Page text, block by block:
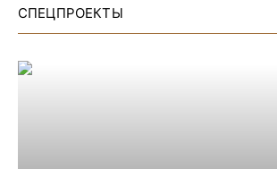
СПЕЦПРОЕКТЫ